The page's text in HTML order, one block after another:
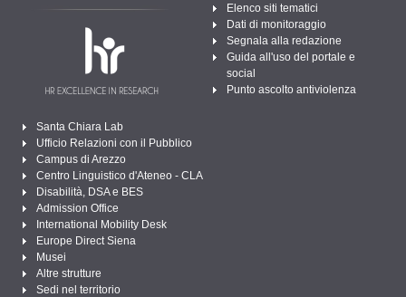
Elenco siti tematici
Dati di monitoraggio
Segnala alla redazione
Guida all'uso del portale e
social
Punto ascolto antiviolenza
Santa Chiara Lab
Ufficio Relazioni con il Pubblico
Campus di Arezzo
Centro Linguistico d'Ateneo - CLA
Disabilità, DSA e BES
Admission Office
International Mobility Desk
Europe Direct Siena
Musei
Altre strutture
Sedi nel territorio